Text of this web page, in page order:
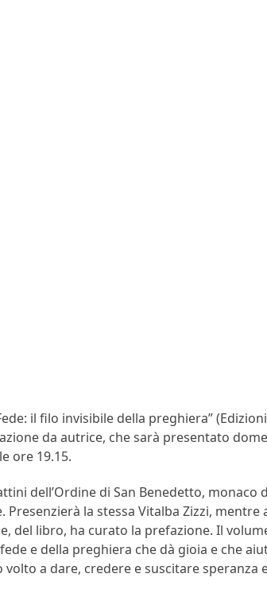
il filo invisibile della preghiera”
da autrice, che sarà presentato
ore 19.15.
dell’Ordine di San Benedetto, monaco
la stessa Vitalba Zizzi, mentre
del libro, ha curato la prefazione. Il
e della preghiera che dà gioia e che
volto a dare, credere e suscitare